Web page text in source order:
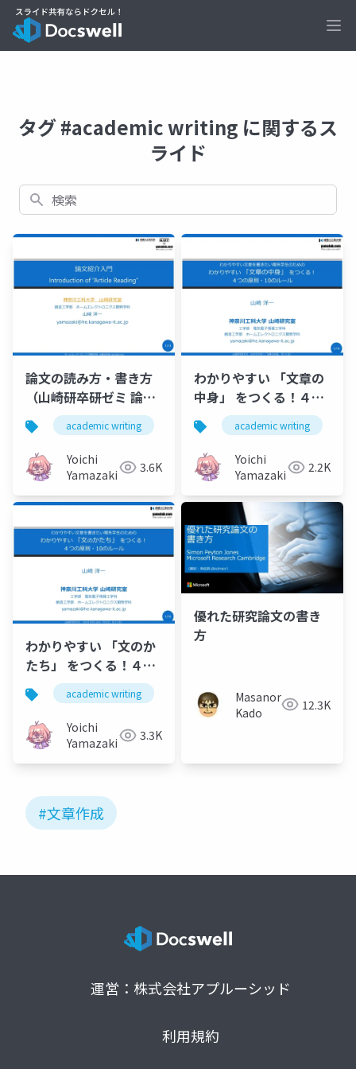
タグ #academic writing に関するス
ライド
検索
論文の読み方・書き方
（山崎研卒研ゼミ 論文
紹介入門）academic writing technical writing 卒論
Yoichi
Yamazaki
3.6K
わかりやすい 「文章の
中身」 をつくる！４つ
の原則・10のルール
（山崎研卒研ゼミ）
academic writing
Yoichi
Yamazaki
2.2K
わかりやすい 「文のか
たち」 をつくる！４つ
の原則・10のルール
（山崎研卒研ゼミ）
academic writing technical writing
Yoichi
Yamazaki
3.3K
優れた研究論文の書き
方
Masanori
Kado
12.3K
#文章作成
運営：株式会社アプルーシッド
利用規約